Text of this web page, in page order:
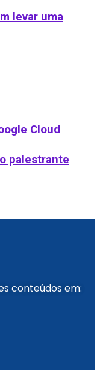
levar uma
Cloud
palestrante
conteúdos em: